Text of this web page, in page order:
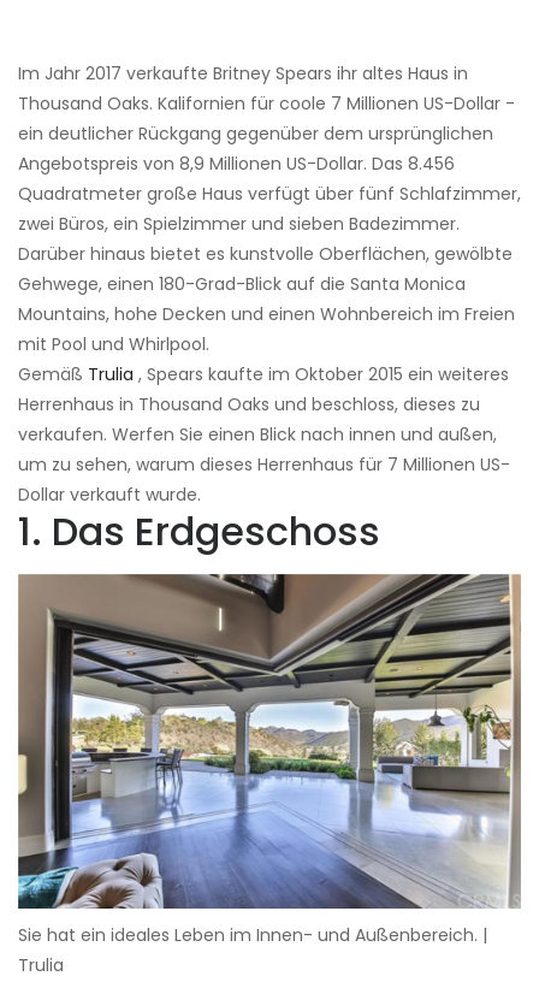
Im Jahr 2017 verkaufte Britney Spears ihr altes Haus in
Thousand Oaks. Kalifornien für coole 7 Millionen US-Dollar -
ein deutlicher Rückgang gegenüber dem ursprünglichen
Angebotspreis von 8,9 Millionen US-Dollar. Das 8.456
Quadratmeter große Haus verfügt über fünf Schlafzimmer,
zwei Büros, ein Spielzimmer und sieben Badezimmer.
Darüber hinaus bietet es kunstvolle Oberflächen, gewölbte
Gehwege, einen 180-Grad-Blick auf die Santa Monica
Mountains, hohe Decken und einen Wohnbereich im Freien
mit Pool und Whirlpool.
Gemäß Trulia , Spears kaufte im Oktober 2015 ein weiteres
Herrenhaus in Thousand Oaks und beschloss, dieses zu
verkaufen. Werfen Sie einen Blick nach innen und außen,
um zu sehen, warum dieses Herrenhaus für 7 Millionen US-
Dollar verkauft wurde.
1. Das Erdgeschoss
Sie hat ein ideales Leben im Innen- und Außenbereich. |
Trulia